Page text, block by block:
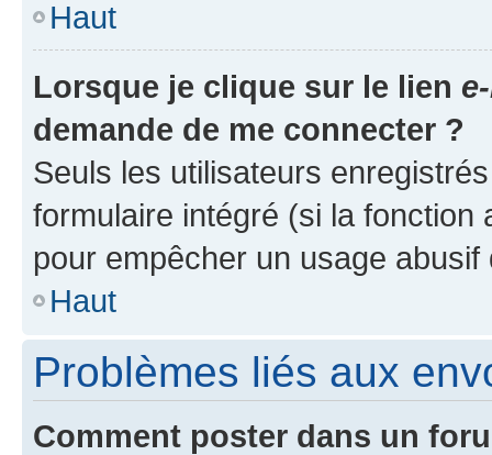
Haut
Lorsque je clique sur le lien
demande de me connecter ?
Seuls les utilisateurs
formulaire intégré (si la fonction
pour empêcher un usage
Haut
Problèmes liés aux
Comment poster dans un